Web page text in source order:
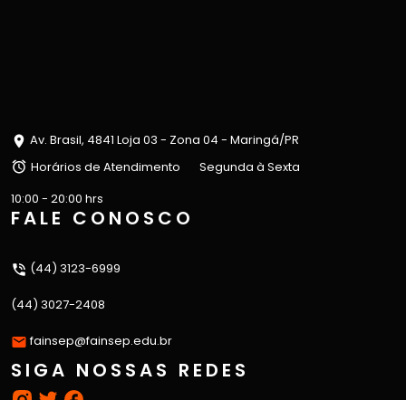
Av. Brasil, 4841 Loja 03 - Zona 04 - Maringá/PR
Horários de Atendimento
Segunda à Sexta
10:00 - 20:00 hrs
FALE CONOSCO
(44) 3123-6999
(44) 3027-2408
fainsep@fainsep.edu.br
SIGA NOSSAS REDES